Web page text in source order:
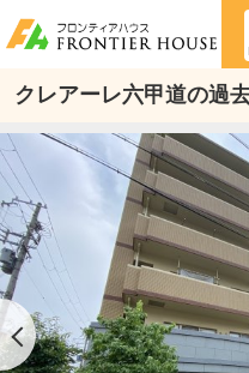
クレアーレ六甲道の過